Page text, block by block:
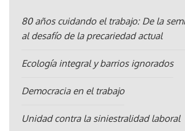
80 años cuidando el trabajo: De la
al desafío de la precariedad actual
Ecología integral y barrios ignorados
Democracia en el trabajo
Unidad contra la siniestralidad laboral